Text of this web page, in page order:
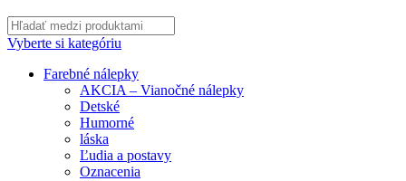
Vyberte si kategóriu
Farebné nálepky
AKCIA – Vianočné nálepky
Detské
Humorné
láska
Ľudia a postavy
Oznacenia